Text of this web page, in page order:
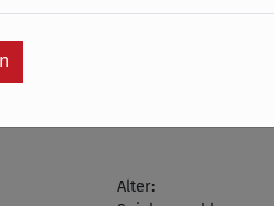
Zurzeit nicht
Alter: